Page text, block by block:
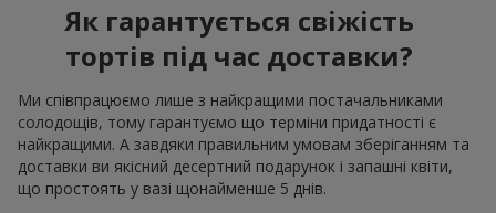
Як гарантується свіжість
тортів під час доставки?
Ми співпрацюємо лише з найкращими постачальниками
солодощів, тому гарантуємо що терміни придатності є
найкращими. А завдяки правильним умовам зберіганням та
доставки ви якісний десертний подарунок і запашні квіти,
що простоять у вазі щонайменше 5 днів.